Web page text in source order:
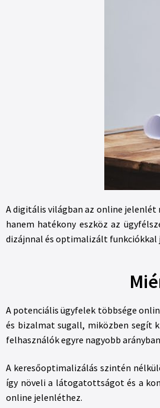
A digitális világban az online
hanem hatékony eszköz az
dizájnnal és optimalizált funkciókkal
A potenciális ügyfelek többsége
és bizalmat sugall, miközben segít
felhasználók egyre nagyobb
A keresőoptimalizálás szintén
így növeli a látogatottságot és a
online jelenléthez.